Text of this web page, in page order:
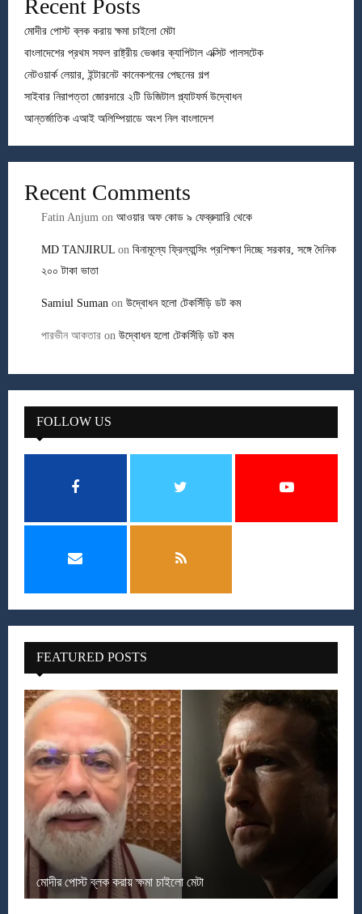
Recent Posts
মোদীর পোস্ট ব্লক করায় ক্ষমা চাইলো মেটা
বাংলাদেশের প্রথম সফল রাষ্ট্রীয় ভেঞ্চার ক্যাপিটাল এক্সিট পালসটেক
নেটওয়ার্ক লেয়ার, ইন্টারনেট কানেকশনের পেছনের গল্প
সাইবার নিরাপত্তা জোরদারে ২টি ডিজিটাল প্ল্যাটফর্ম উদ্বোধন
আন্তর্জাতিক এআই অলিম্পিয়াডে অংশ নিল বাংলাদেশ
Recent Comments
Fatin Anjum on আওয়ার অফ কোড ৯ ফেব্রুয়ারি থেকে
MD TANJIRUL on বিনামূল্যে ফ্রিল্যান্সিং প্রশিক্ষণ দিচ্ছে সরকার, সঙ্গে দৈনিক
২০০ টাকা ভাতা
Samiul Suman on উদ্বোধন হলো টেকসিঁড়ি ডট কম
পারভীন আকতার on উদ্বোধন হলো টেকসিঁড়ি ডট কম
FOLLOW US
FEATURED POSTS
মোদীর পোস্ট ব্লক করায় ক্ষমা চাইলো মেটা